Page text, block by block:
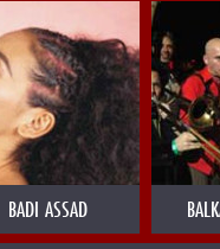
BADI ASSAD